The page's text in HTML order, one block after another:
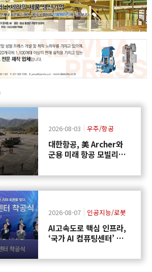
2026-08-03 우주/항공
대한항공, 美 Archer와
군용 미래 항공 모빌리티
2026-08-07 인공지능/로봇
AI고속도로 핵심 인프라,
‘국가 AI 컴퓨팅센터’ 구